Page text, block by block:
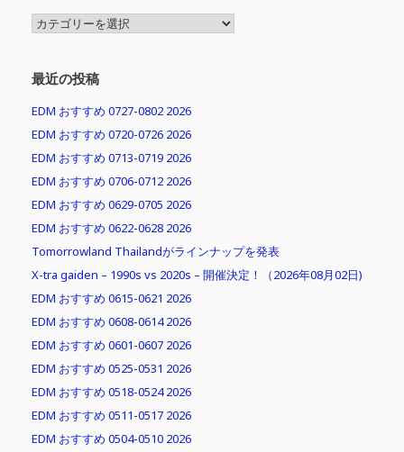
MENU
最近の投稿
EDM おすすめ 0727-0802 2026
EDM おすすめ 0720-0726 2026
EDM おすすめ 0713-0719 2026
EDM おすすめ 0706-0712 2026
EDM おすすめ 0629-0705 2026
EDM おすすめ 0622-0628 2026
Tomorrowland Thailandがラインナップを発表
X-tra gaiden – 1990s vs 2020s – 開催決定！（2026年08月02日)
EDM おすすめ 0615-0621 2026
EDM おすすめ 0608-0614 2026
EDM おすすめ 0601-0607 2026
EDM おすすめ 0525-0531 2026
EDM おすすめ 0518-0524 2026
EDM おすすめ 0511-0517 2026
EDM おすすめ 0504-0510 2026